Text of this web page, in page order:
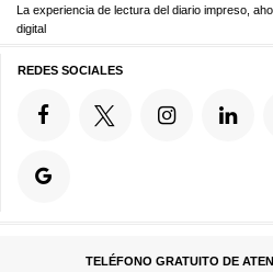
La experiencia de lectura del diario impreso,
digital
REDES SOCIALES
TELÉFONO GRATUITO DE